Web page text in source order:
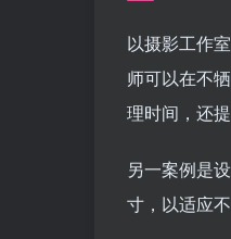
以摄影工作
师可以在不
理时间，还
另一案例是
寸，以适应